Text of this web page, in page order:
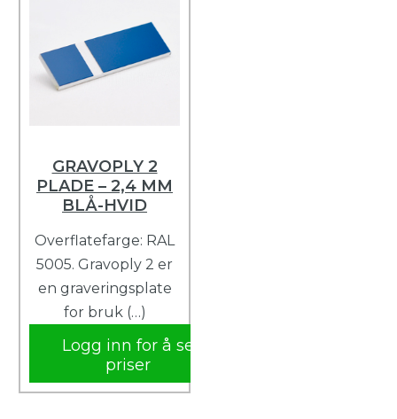
GRAVOPLY 2
PLADE – 2,4 MM
BLÅ-HVID
Overflatefarge: RAL
5005. Gravoply 2 er
en graveringsplate
for bruk (…)
Logg inn for å se
priser